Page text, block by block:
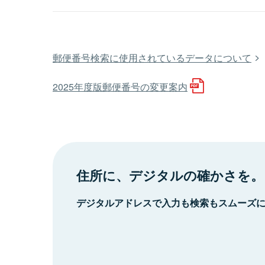
郵便番号検索に使用されているデータについて
2025年度版郵便番号の変更案内
住所に、デジタルの確かさを。
デジタルアドレスで入力も検索もスムーズ